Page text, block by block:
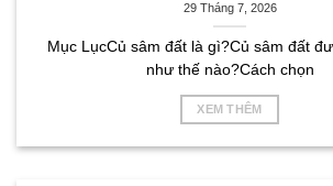
29 Tháng 7, 2026
Mục LụcCủ sâm đất là gì?Củ sâm đất
như thế nào?Cách chọn
XEM THÊM